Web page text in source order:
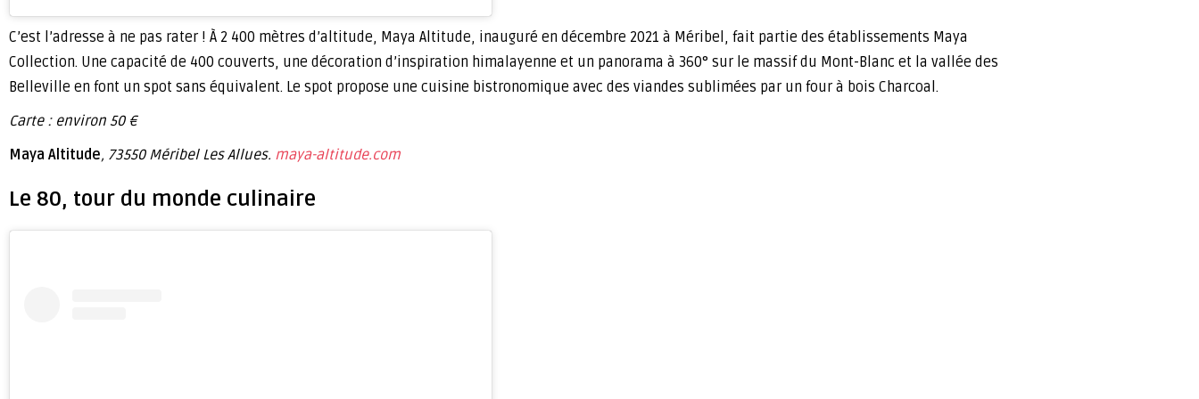
C’est l’adresse à ne pas rater ! À 2 400 mètres d’altitude, Maya Altitude, inauguré en décembre 2021 à Méribel, fait partie des établissements Maya
Collection. Une capacité de 400 couverts, une décoration d’inspiration himalayenne et un panorama à 360° sur le massif du Mont-Blanc et la vallée des
Belleville en font un spot sans équivalent. Le spot propose une cuisine bistronomique avec des viandes sublimées par un four à bois Charcoal.
Carte : environ 50 €
Maya Altitude, 73550 Méribel Les Allues. maya-altitude.com
Le 80, tour du monde culinaire